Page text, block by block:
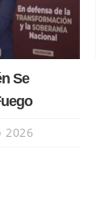
Se
2026